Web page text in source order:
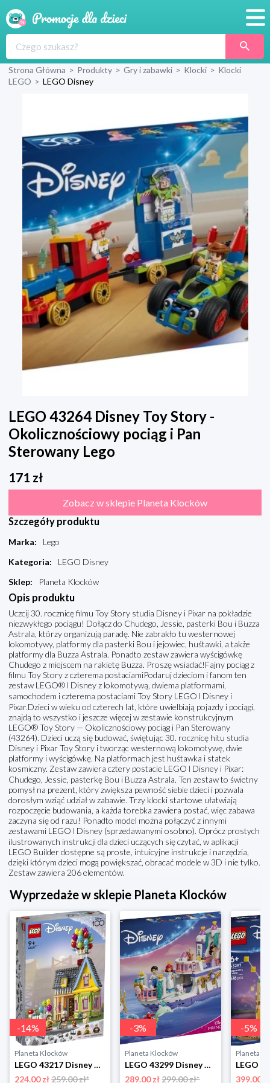
Produkty
Blog
Wyprawka
Strona Główna > Produkty > Gry i zabawki > Klocki > Klocki
LEGO > LEGO Disney
LEGO 43264 Disney Toy Story -
Okolicznościowy pociąg i Pan
Sterowany Lego
171 zł
Zobacz w sklepie Planeta Klocków
Szczegóły produktu
Marka:
Lego
Kategoria:
LEGO Disney
Sklep: Planeta Klocków
Opis produktu
Uczcij 30. rocznicę filmu Toy Story studia Disney i Pixar na pokładzie
niezwykłego pociągu! Dołącz do Chudego, Jessie, pasterki Bou i Buzza
Astrala, którzy organizują paradę. Nie zabrakło tu westernowej
lokomotywy, platformy dla pasterki Bou i jejowiec, huśtawki, a także
platformy dla Buzza Astrala. Ponadto zestaw zawiera wyścigówkę
Chudego z miejscem na rakietę Buzza. Proszę wsiadać!Fajny pociąg z
filmu Toy Story z czterema postaciamiPodaruj dzieciom i fanom ten
zestaw LEGO® ǀ Disney z lokomotywą, dwiema platformami,
samochodem i czterema postaciami Toy Story LEGO ǀ Disney i
Pixar.Dzieci w wieku od czterech lat, które uwielbiają pojazdy i pociągi,
znajdą to wszystko i jeszcze więcej w zestawie konstrukcyjnym
LEGO® Toy Story — Okolicznościowy pociąg i Pan Sterowany
(43264). Dzieci uczą się budować, świętując 30. rocznicę hitu studia
Disney i Pixar Toy Story i tworząc westernową lokomotywę, dwie
platformy i wyścigówkę. Na platformach jest huśtawka i statek
kosmiczny. Zestaw zawiera cztery postacie LEGO ǀ Disney i Pixar:
Chudego, Jessie, pasterkę Bou i Buzza Astrala. Ten zestaw to świetny
pomysł na prezent, który zwiększa pewność siebie dzieci i pozwala
dorosłym wziąć udział w zabawie. Trzy klocki startowe ułatwiają
rozpoczęcie budowania, a każda torebka zawiera postać, więc zabawa
zaczyna się od razu! Ponadto model można połączyć z innymi
zestawami LEGO ǀ Disney (sprzedawanymi osobno). Oprócz prostych
ilustrowanych instrukcji dla dzieci uczących się czytać, w aplikacji
LEGO Builder dostępne są proste, intuicyjne instrukcje i narzędzia,
dzięki którym dzieci mogą powiększać, obracać modele w 3D i nie tylko.
Zestaw zawiera 206 elementów.
Wyprzedaże w sklepie Planeta Klocków
-14%
Planeta Klocków
LEGO 43217 Disney Dom z filmu „Odlot” Lego
224.00 zł259.00 zł*
-3%
Planeta Klocków
LEGO 43299 Disney Animation Królewska łódź weselna Arielki Lego
289.00 zł 299.00 zł*
-5%
Planeta
399.00 zł